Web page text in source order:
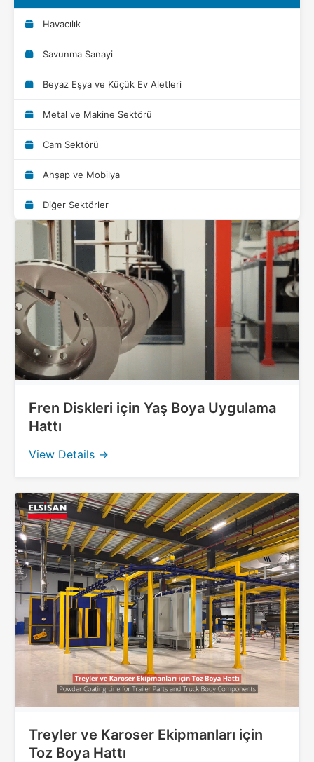
Havacılık
Savunma Sanayi
Beyaz Eşya ve Küçük Ev Aletleri
Metal ve Makine Sektörü
Cam Sektörü
Ahşap ve Mobilya
Diğer Sektörler
Fren Diskleri için Yaş Boya Uygulama
Hattı
View Details →
Treyler ve Karoser Ekipmanları için
Toz Boya Hattı